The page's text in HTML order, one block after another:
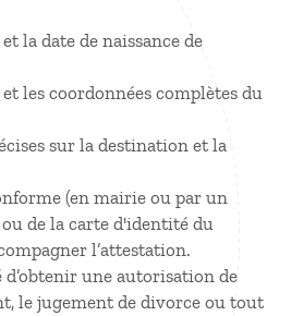
la date de naissance de
les coordonnées complètes du
sur la destination et la
(en mairie ou par un
de la carte d'identité du
l’attestation.
d’obtenir une autorisation de
le jugement de divorce ou tout